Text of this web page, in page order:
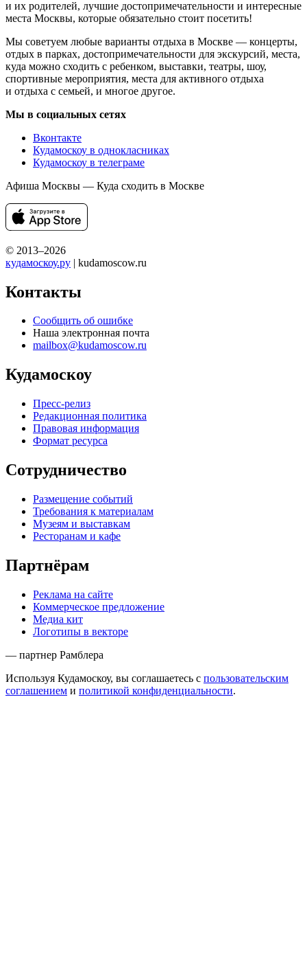
и их родителей, лучшие достопримечательности и интересные
места Москвы, которые обязательно стоит посетить!
Мы советуем любые варианты отдыха в Москве — концерты,
отдых в парках, достопримечательности для экскурсий, места,
куда можно сходить с ребенком, выставки, театры, шоу,
спортивные мероприятия, места для активного отдыха
и отдыха с семьей, и многое другое.
Мы в социальных сетях
Вконтакте
Кудамоскоу в однокласниках
Кудамоскоу в телеграме
Афиша Москвы — Куда сходить в Москве
© 2013–2026
кудамоскоу.ру | kudamoscow.ru
Контакты
Сообщить об ошибке
Наша электронная почта
mailbox@kudamoscow.ru
Кудамоскоу
Пресс-релиз
Редакционная политика
Правовая информация
Формат ресурса
Сотрудничество
Размещение событий
Требования к материалам
Музеям и выставкам
Ресторанам и кафе
Партнёрам
Реклама на сайте
Коммерческое предложение
Медиа кит
Логотипы в векторе
— партнер Рамблера
Используя Кудамоскоу, вы соглашаетесь с пользовательским
соглашением и политикой конфиденциальности.